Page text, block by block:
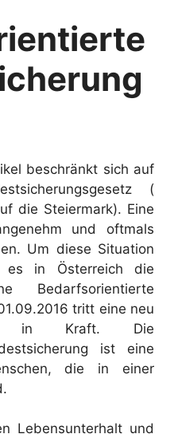
beschränkt sich auf
(
die Steiermark). Eine
und oftmals
Um diese Situation
es in Österreich die
Bedarfsorientierte
tritt eine neu
in Kraft. Die
ist eine
die in einer
Lebensunterhalt und